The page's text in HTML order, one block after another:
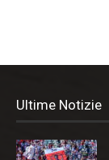
Ultime Notizie